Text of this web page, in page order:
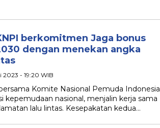
berkomitmen Jaga bonus
dengan menekan angka
2023 - 19:20 WIB
Komite Nasional Pemuda Indonesia
kepemudaan nasional, menjalin kerja sama
lalu lintas. Kesepakatan kedua…